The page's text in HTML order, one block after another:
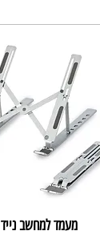
מעמד למחשב נייד